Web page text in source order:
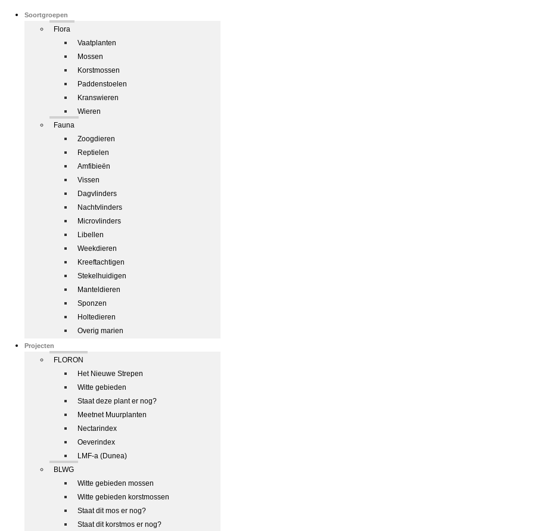
Soortgroepen
Flora
Vaatplanten
Mossen
Korstmossen
Paddenstoelen
Kranswieren
Wieren
Fauna
Zoogdieren
Reptielen
Amfibieën
Vissen
Dagvlinders
Nachtvlinders
Microvlinders
Libellen
Weekdieren
Kreeftachtigen
Stekelhuidigen
Manteldieren
Sponzen
Holtedieren
Overig marien
Projecten
FLORON
Het Nieuwe Strepen
Witte gebieden
Staat deze plant er nog?
Meetnet Muurplanten
Nectarindex
Oeverindex
LMF-a (Dunea)
BLWG
Witte gebieden mossen
Witte gebieden korstmossen
Staat dit mos er nog?
Staat dit korstmos er nog?